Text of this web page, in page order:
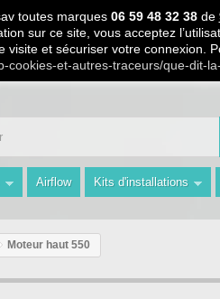
toutes marques06 59 48 32 38de
sur ce site, vous acceptez
et sécuriser votre connexion.
cookies-et-autres-traceurs/que-dit-
D ACHAT / Paiement en 3 X ou 4
" Les Prix du Web les Conseils en
Airflow Kits d'installations
Moteur haut 550